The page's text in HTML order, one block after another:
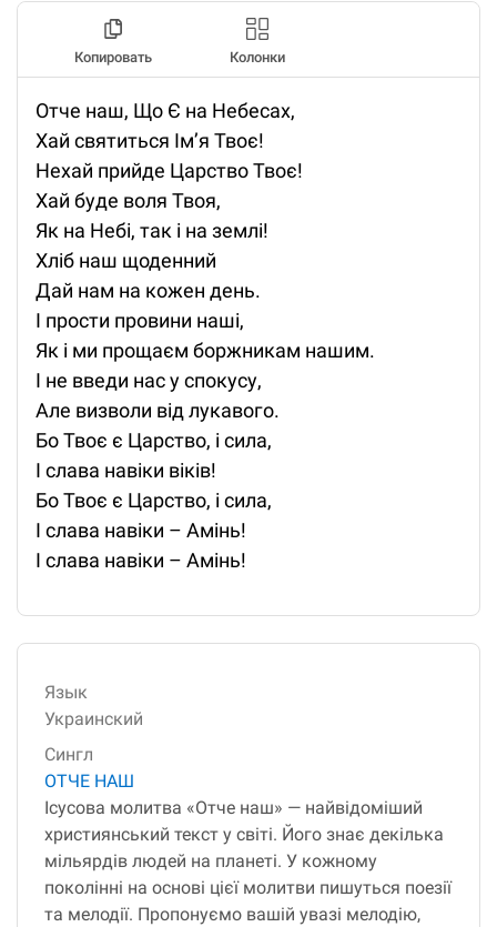
Копировать Колонки
Отче наш, Що Є на Небесах,
Хай святиться Ім’я Твоє!
Нехай прийде Царство Твоє!
Хай буде воля Твоя,
Як на Небі, так і на землі!
Хліб наш щоденний
Дай нам на кожен день.
І прости провини наші,
Як і ми прощаєм боржникам нашим.
І не введи нас у спокусу,
Але визволи від лукавого.
Бо Твоє є Царство, і сила,
І слава навіки віків!
Бо Твоє є Царство, і сила,
І слава навіки – Амінь!
І слава навіки – Амінь!
Язык
Украинский
Сингл
ОТЧЕ НАШ
Ісусова молитва «Отче наш» — найвідоміший
християнський текст у світі. Його знає декілька
мільярдів людей на планеті. У кожному
поколінні на основі цієї молитви пишуться поезії
та мелодії. Пропонуємо вашій увазі мелодію,